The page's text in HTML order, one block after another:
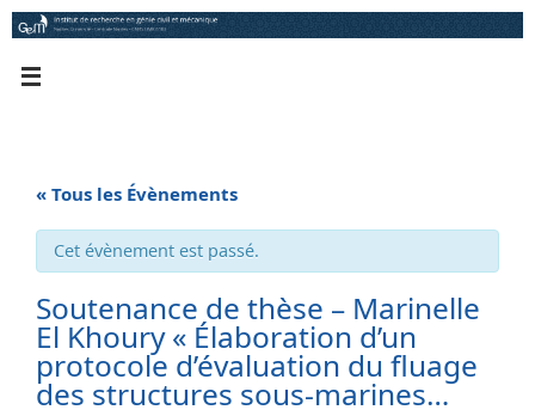
Passer
au
« Tous les Évènements
Cet évènement est passé.
Soutenance de thèse – Marinelle
El Khoury « Élaboration d’un
protocole d’évaluation du fluage
des structures sous-marines…